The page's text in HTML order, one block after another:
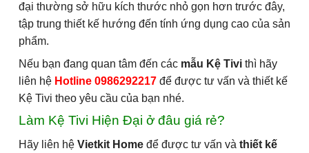
đại thường sở hữu kích thước nhỏ gọn hơn trước đây,
tập trung thiết kế hướng đến tính ứng dụng cao của sản
phẩm.
Nếu bạn đang quan tâm đến các mẫu Kệ Tivi thì hãy
liên hệ Hotline 0986292217 để được tư vấn và thiết kế
Kệ Tivi theo yêu cầu của bạn nhé.
Làm Kệ Tivi Hiện Đại ở đâu giá rẻ?
Hãy liên hệ Vietkit Home để được tư vấn và thiết kế